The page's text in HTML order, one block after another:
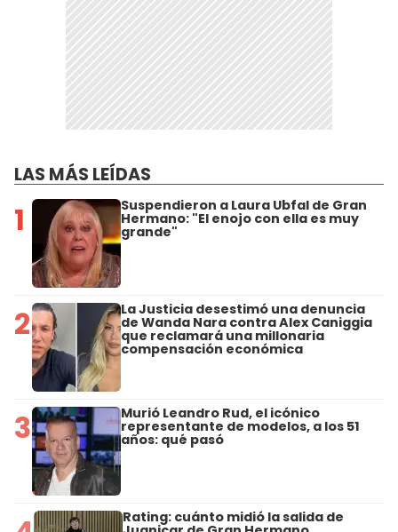
LAS MÁS LEÍDAS
1 Suspendieron a Laura Ubfal de Gran
Hermano: "El enojo con ella es muy
grande"
2 La Justicia desestimó una denuncia
de Wanda Nara contra Alex Caniggia
que reclamará una millonaria
compensación económica
3 Murió Leandro Rud, el icónico
representante de modelos, a los 51
años: qué pasó
Rating: cuánto midió la salida de